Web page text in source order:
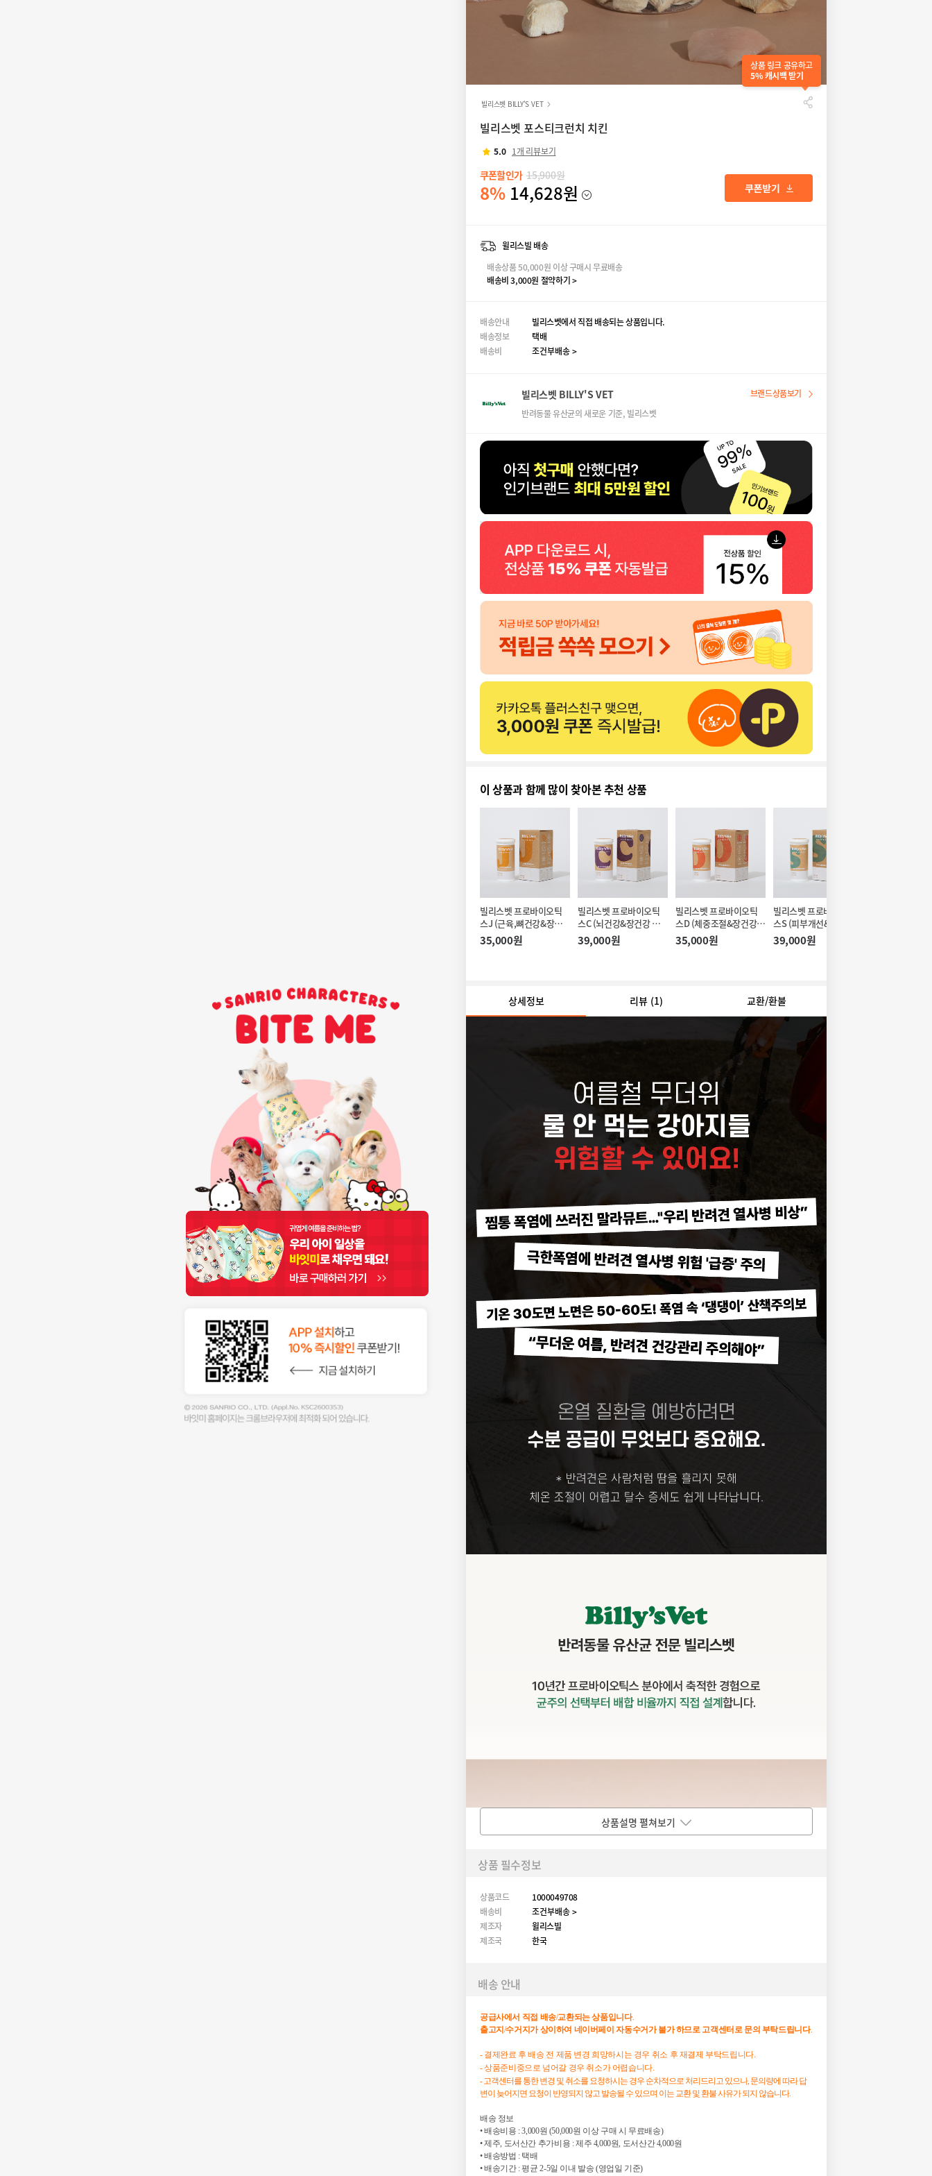
상품 링크 공유하고
5% 캐시백 받기
빌리스벳 BILLY'S VET
빌리스벳 포스티크런치 치킨
5.0 1개 리뷰보기
쿠폰할인가 15,900원
8% 14,628원
윌리스빌 배송
배송상품 50,000원 이상 구매시 무료배송
배송비 3,000원 절약하기 >
배송안내
빌리스벳에서 직접 배송되는 상품입니다.
배송정보
택배
배송비
조건부배송 >
빌리스벳 BILLY'S VET
반려동물 유산균의 새로운 기준, 빌리스벳
브랜드상품보기
이 상품과 함께 많이 찾아본 추천 상품
빌리스벳 프로바이오틱
스J (근육,뼈건강&장건
강 유산균)
35,000원
빌리스벳 프로바이오틱
스C (뇌건강&장건강 유
산균)
39,000원
빌리스벳 프로바이오틱
스D (체중조절&장건강
유산균)
35,000원
빌리스벳 프로바이오틱
스S (피부개선&장건강
유산균)
39,000원
상세정보 리뷰 (1) 교환/환불
상품설명 펼쳐보기
상품 필수정보
상품코드
1000049708
배송비
조건부배송 >
제조자
윌리스빌
제조국
한국
배송 안내
공급사에서 직접 배송/교환되는상품입니다.
출고지 /수거지가 상이하여 네이버페이 자동수거가 불가하므로고객센터로문의 부탁드립니다.
- 결제완료 후 배송 전 제품 변경 희망하시는 경우 취소 후 재결제 부탁드립니다.
- 상품준비중으로 넘어갈 경우 취소가 어렵습니다.
- 고객센터를 통한 변경 및 취소를 요청하시는 경우 순차적으로 처리드리고 있으나, 문의량에 따라 답
변이 늦어지면 요청이 반영되지 않고 발송될 수 있으며 이는 교환 및 환불 사유가 되지 않습니다.
배송 정보
• 배송비용 : 3,000원 (50,000원 이상 구매 시 무료배송)
• 제주, 도서산간 추가비용 : 제주 4,000원, 도서산간 4,000원
• 배송방법 : 택배
• 배송기간 : 평균 2-5일 이내 발송 (영업일 기준)